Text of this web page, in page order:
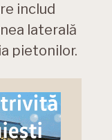
includ
laterală
pietonilor.